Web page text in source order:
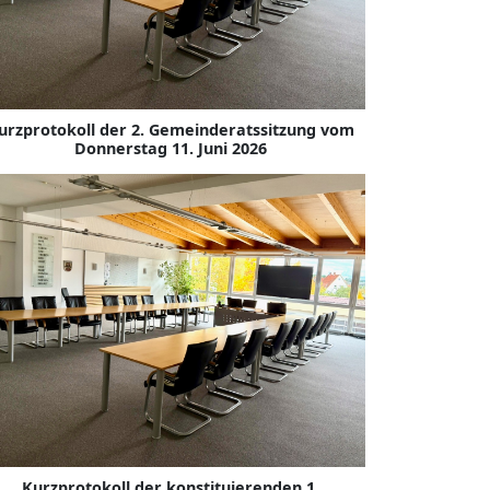
der 2. Gemeinderatssitzung vom
Donnerstag 11. Juni 2026